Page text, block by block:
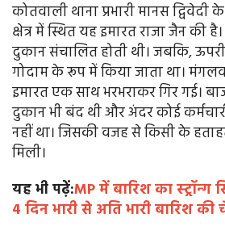
कोतवाली थाना प्रभारी मानस द्विवेदी
क्षेत्र में स्थित यह इमारत राजा जैन की
दुकान संचालित होती थी। जबकि,
गोदाम के रूप में किया जाता था।
इमारत एक साथ भरभराकर गिर गई।
दुकान भी बंद थी और अंदर कोई
नहीं था। जिसकी वजह से किसी के
मिली।
यह भी पढ़ें:MP में बारिश का
4 दिन भारी से अति भारी बारिश की